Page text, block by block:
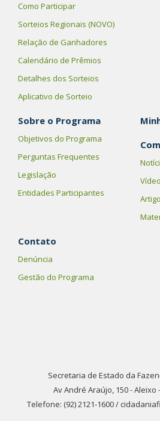
Como Participar
Sorteios Regionais (NOVO)
Relação de Ganhadores
Calendário de Prêmios
Detalhes dos Sorteios
Aplicativo de Sorteio
Sobre o Programa
Objetivos do Programa
Perguntas Frequentes
Legislação
Entidades Participantes
Contato
Denúncia
Gestão do Programa
Secretaria de Estado da
Av André Araújo, 150 - Aleixo
Telefone: (92) 2121-1600 /